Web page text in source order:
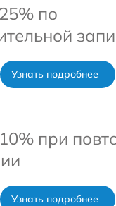
по
Узнать подробнее
при
Узнать подробнее